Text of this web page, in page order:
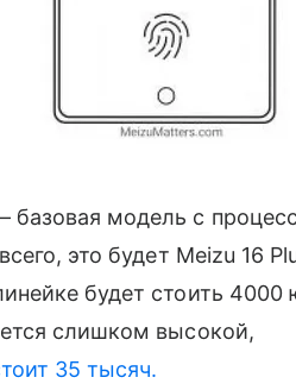
базовая модель с
это будет Meizu 16
будет стоить 4000
слишком высокой,
35 тысяч.